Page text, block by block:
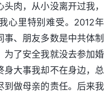
肉，从小没离开过我，
心里特别难受。2012年
、朋友多数是中共体制
为了安全我就没去参加婚
身大事我却不在身边，总
到做母亲的责任。后来我